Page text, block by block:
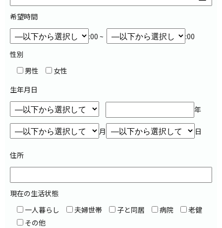
希望時間
:00 ~
:00
性別
男性
女性
生年月日
年
月 日
住所
現在の生活状態
一人暮らし
夫婦世帯 子と同居 病院
老健
その他